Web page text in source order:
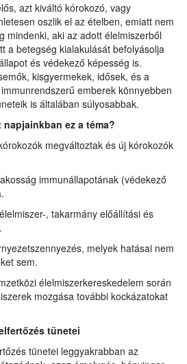
azt kiváltó kórokozó, vagy
oszlik el az ételben, emiatt nem
mindenki, aki az adott élelmiszerből
a betegség kialakulását befolyásolja
és védekező képesség is.
kisgyermekek, idősek, és a
emberek könnyebben
is általában súlyosabbak.
ez a téma?
megváltoztak és új kórokozók
immunállapotának (védekező
, takarmány előállítási és
melyek hatásai nem
sem.
élelmiszerkereskedelem során
mozgása további kockázatokat
tünetei
tünetei leggyakrabban az